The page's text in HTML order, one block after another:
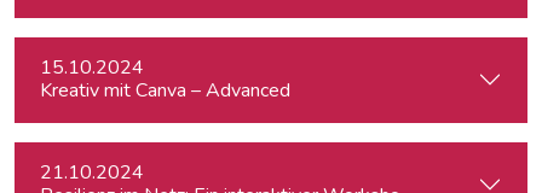
15.10.2024
Kreativ mit Canva – Advanced
21.10.2024